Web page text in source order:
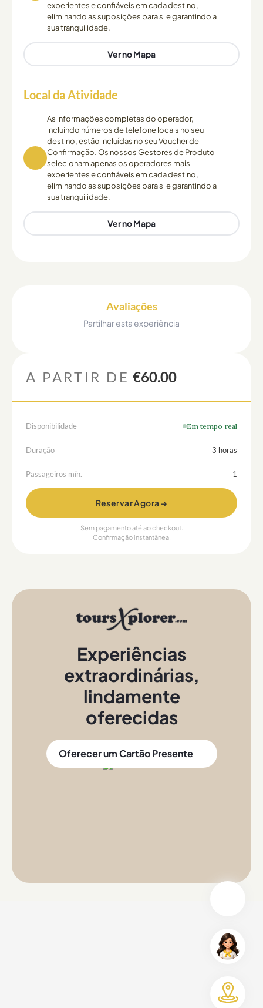
experientes e confiáveis em cada destino,
eliminando as suposições para si e garantindo a
sua tranquilidade.
Ver no Mapa
Local da Atividade
As informações completas do operador,
incluindo números de telefone locais no seu
destino, estão incluídas no seu Voucher de
Confirmação. Os nossos Gestores de Produto
selecionam apenas os operadores mais
experientes e confiáveis em cada destino,
eliminando as suposições para si e garantindo a
sua tranquilidade.
Ver no Mapa
Avaliações
Partilhar esta experiência
A PARTIR DE €60.00
Disponibilidade Em tempo real
Duração 3 horas
Passageiros mín. 1
Reservar Agora →
Sem pagamento até ao checkout.
Confirmação instantânea.
Experiências
extraordinárias,
lindamente
oferecidas
Oferecer um Cartão Presente